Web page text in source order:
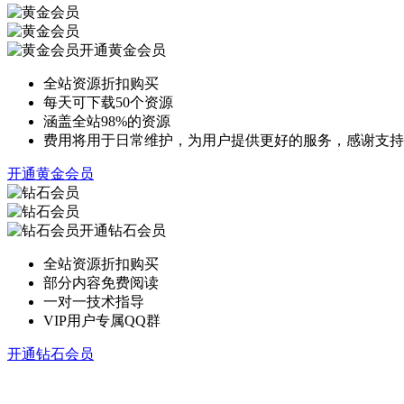
开通黄金会员
全站资源折扣购买
每天可下载50个资源
涵盖全站98%的资源
费用将用于日常维护，为用户提供更好的服务，感谢支持
开通黄金会员
开通钻石会员
全站资源折扣购买
部分内容免费阅读
一对一技术指导
VIP用户专属QQ群
开通钻石会员